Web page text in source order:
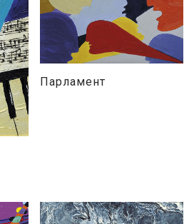
Парламент